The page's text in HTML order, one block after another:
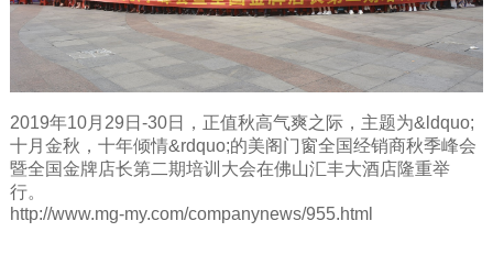
2019年10月29日-30日，正值秋高气爽之际，主题为&ldquo;
十月金秋，十年倾情&rdquo;的美阁门窗全国经销商秋季峰会
暨全国金牌店长第二期培训大会在佛山汇丰大酒店隆重举
行。
http://www.mg-my.com/companynews/955.html